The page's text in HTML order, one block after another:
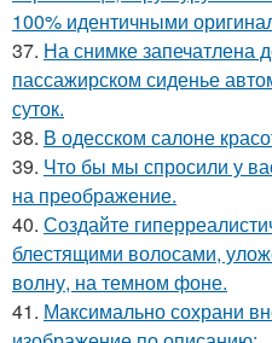
100% идентичными
37. На снимке запечатлена
пассажирском сиденье
суток.
38. В одесском салоне
39. Что бы мы спросили у
на преображение.
40. Создайте
блестящими волосами,
волну, на темном фоне.
41. Максимально сохрани